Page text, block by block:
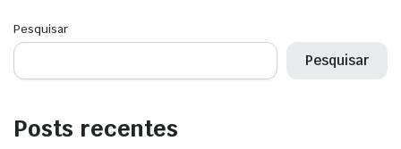
Pesquisar
Pesquisar
Posts recentes